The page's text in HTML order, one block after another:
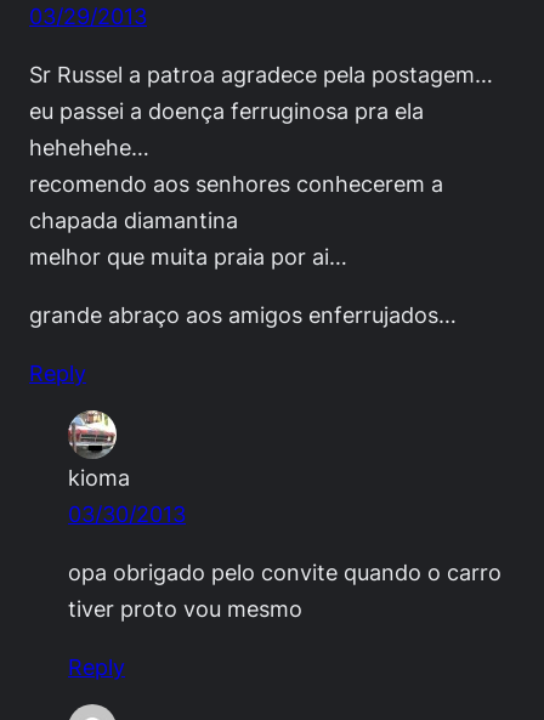
03/29/2013
Sr Russel a patroa agradece pela postagem…
eu passei a doença ferruginosa pra ela
hehehehe…
recomendo aos senhores conhecerem a
chapada diamantina
melhor que muita praia por ai…
grande abraço aos amigos enferrujados…
Reply
kioma
03/30/2013
opa obrigado pelo convite quando o carro
tiver proto vou mesmo
Reply